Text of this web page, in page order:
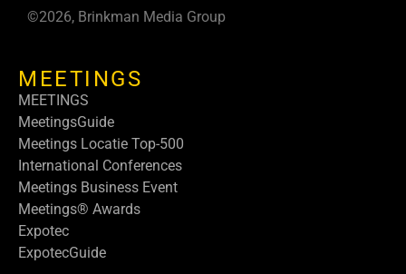
©2026, Brinkman Media Group
MEETINGS
MEETINGS
MeetingsGuide
Meetings Locatie Top-500
International Conferences
Meetings Business Event
Meetings® Awards
Expotec
ExpotecGuide